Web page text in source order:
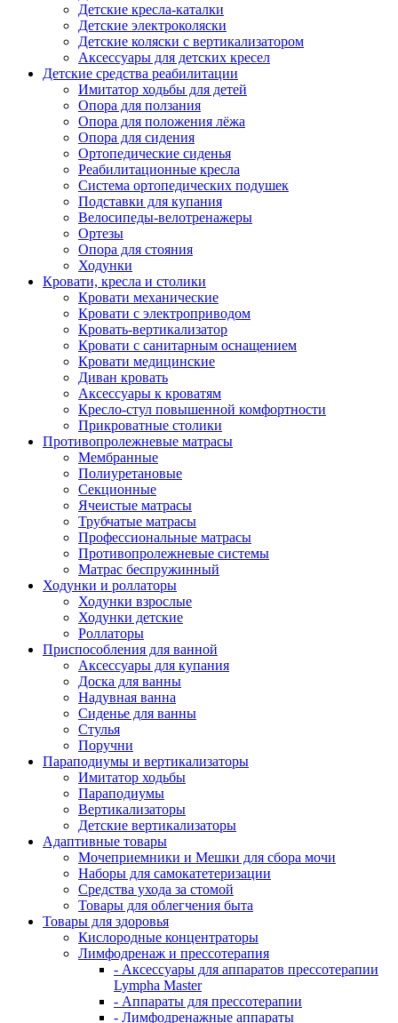
Детские кресла-каталки
Детские электроколяски
Детские коляски с вертикализатором
Аксессуары для детских кресел
Детские средства реабилитации
Имитатор ходьбы для детей
Опора для ползания
Опора для положения лёжа
Опора для сидения
Ортопедические сиденья
Реабилитационные кресла
Система ортопедических подушек
Подставки для купания
Велосипеды-велотренажеры
Ортезы
Опора для стояния
Ходунки
Кровати, кресла и столики
Кровати механические
Кровати с электроприводом
Кровать-вертикализатор
Кровати с санитарным оснащением
Кровати медицинские
Диван кровать
Аксессуары к кроватям
Кресло-стул повышенной комфортности
Прикроватные столики
Противопролежневые матрасы
Мембранные
Полиуретановые
Секционные
Ячеистые матрасы
Трубчатые матрасы
Профессиональные матрасы
Противопролежневые системы
Матрас беспружинный
Ходунки и роллаторы
Ходунки взрослые
Ходунки детские
Роллаторы
Приспособления для ванной
Аксессуары для купания
Доска для ванны
Надувная ванна
Сиденье для ванны
Стулья
Поручни
Параподиумы и вертикализаторы
Имитатор ходьбы
Параподиумы
Вертикализаторы
Детские вертикализаторы
Адаптивные товары
Мочеприемники и Мешки для сбора мочи
Наборы для самокатетеризации
Средства ухода за стомой
Товары для облегчения быта
Товары для здоровья
Кислородные концентраторы
Лимфодренаж и прессотерапия
- Аксессуары для аппаратов прессотерапии
Lympha Master
- Аппараты для прессотерапии
- Лимфодренажные аппараты